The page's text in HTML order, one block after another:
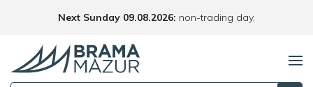
Next Sunday 09.08.2026: non-trading day.